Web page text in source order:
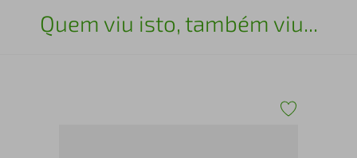
Quem viu isto, também viu...